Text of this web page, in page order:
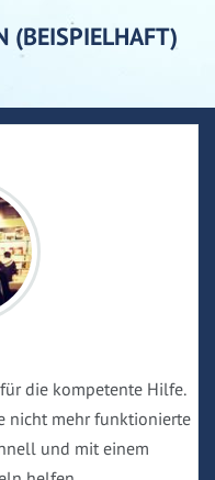
(BEISPIELHAFT)
die kompetente Hilfe.
nicht mehr funktionierte
und mit einem